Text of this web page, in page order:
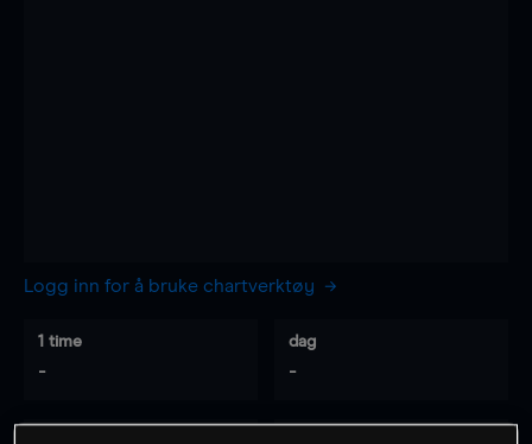
Logg inn for å bruke chartverktøy
1 time
-
dag
-